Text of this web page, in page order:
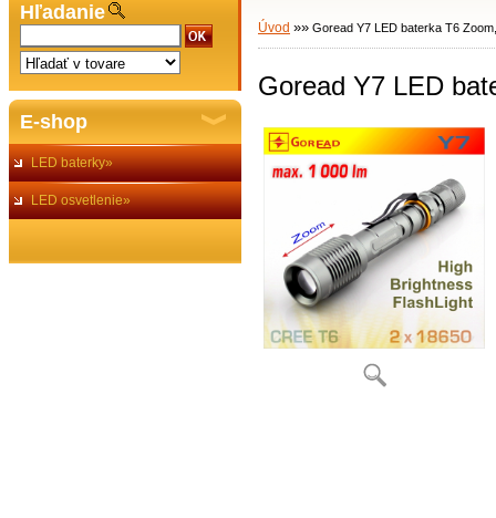
Hľadanie
E-shop
LED baterky»
LED osvetlenie»
Úvod »» Goread Y7 LED baterka T6
Goread Y7 LED